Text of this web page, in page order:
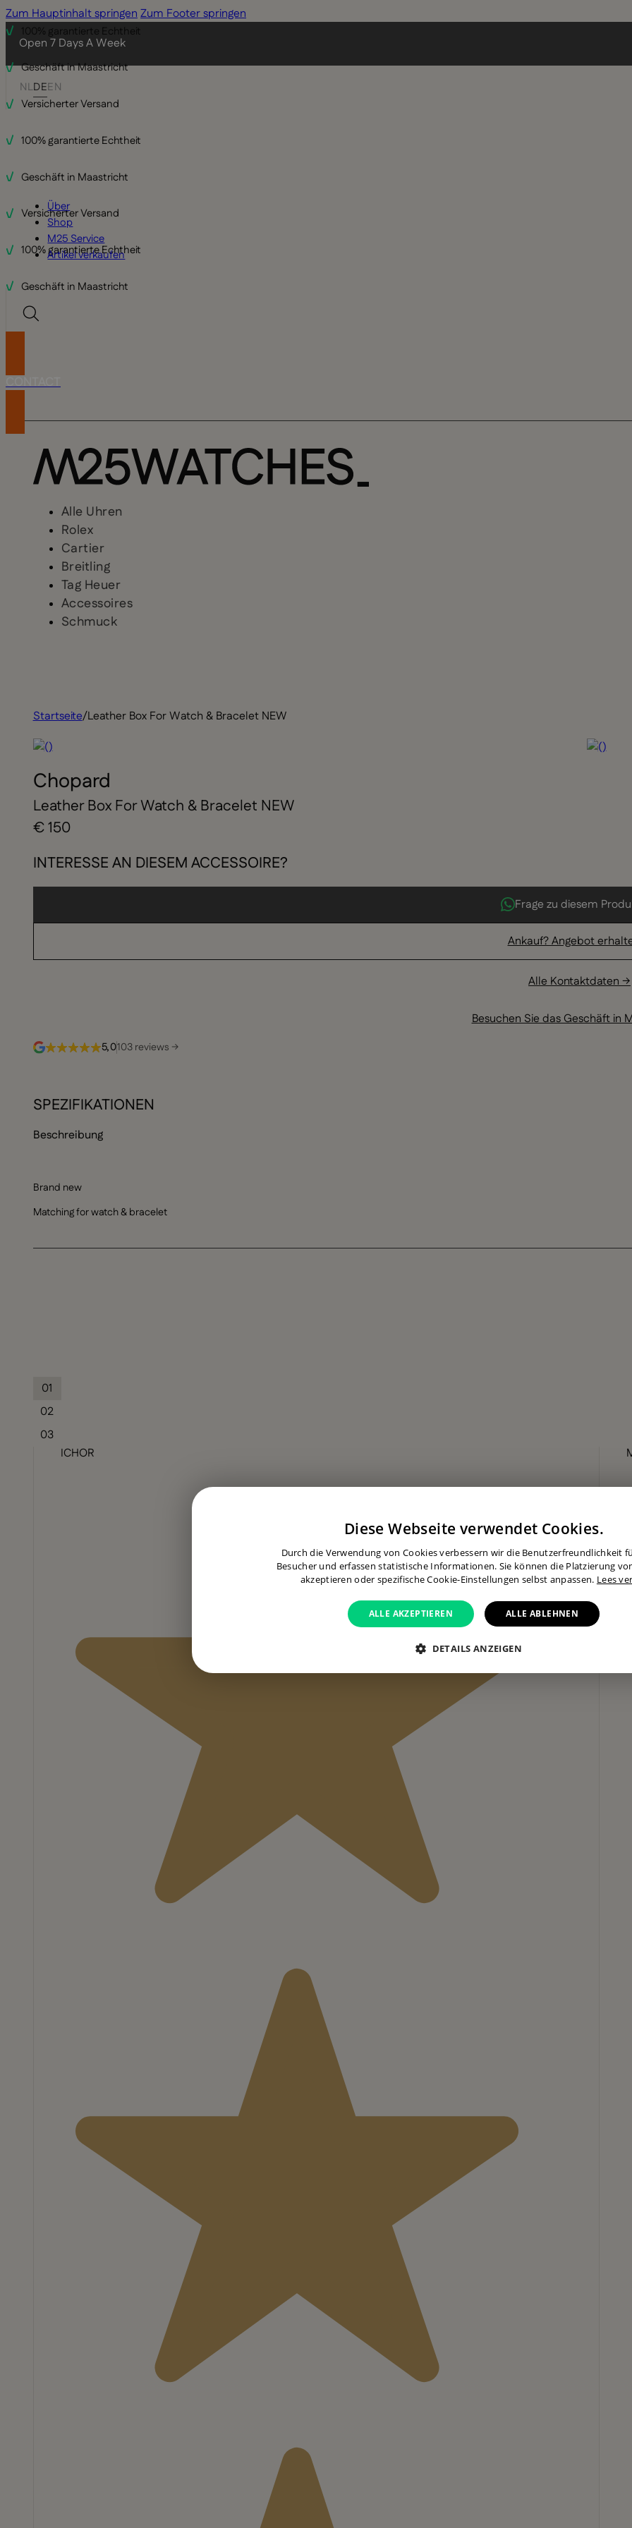
Zum Hauptinhalt springenZum Footer springen
Open 7 Days A Week
NLDEEN
100% garantierte Echtheit
Geschäft in Maastricht
Versicherter Versand
100% garantierte Echtheit
Geschäft in Maastricht
Versicherter Versand
100% garantierte Echtheit
Geschäft in Maastricht
Über
Shop
M25 Service
Artikel verkaufen
CONTACT
Alle Uhren
Rolex
Cartier
Breitling
Tag Heuer
Accessoires
Schmuck
Startseite/Leather Box For Watch & Bracelet NEW
Chopard
Leather Box For Watch & Bracelet NEW
€ 150
INTERESSE AN DIESEM ACCESSOIRE?
Frage zu diesem
Ankauf? Angebot
Alle Kontaktdaten →
Besuchen Sie das Geschäft in
5,0103 reviews →
SPEZIFIKATIONEN
Beschreibung
Brand new
Matching for watch & bracelet
01
02
03
ICHOR
Diese Webseite verwendet Cookies.
Durch die Verwendung von Cookies verbessern wir die Benutzerfreundlichkeit
Besucher und erfassen statistische Informationen. Sie können die Platzierung
akzeptieren oder spezifische Cookie-Einstellungen selbst anpassen. Lees
ALLE AKZEPTIEREN ALLE ABLEHNEN
DETAILS ANZEIGEN